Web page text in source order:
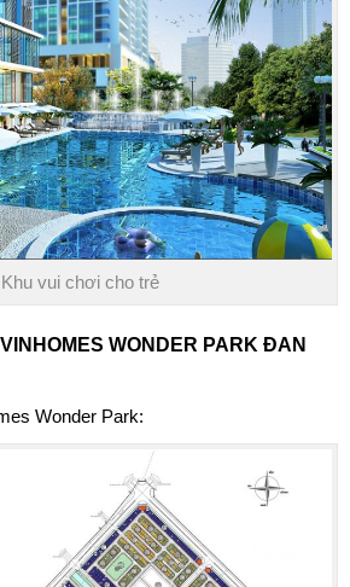
Khu vui chơi cho trẻ
VINHOMES WONDER PARK ĐAN
Wonder Park: